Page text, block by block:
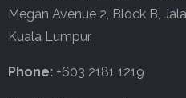
Megan Avenue 2, Block B,
Kuala Lumpur.
Phone: +603 2181 1219